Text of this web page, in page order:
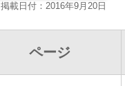
掲載日付：2016年9月20日
ページ